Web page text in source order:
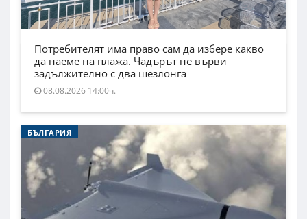
Потребителят има право сам да избере какво
да наеме на плажа. Чадърът не върви
задължително с два шезлонга
08.08.2026 14:00ч.
БЪЛГАРИЯ